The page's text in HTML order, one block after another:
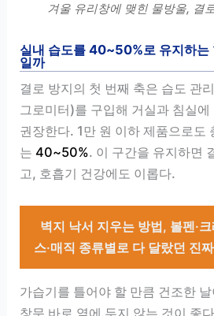
겨울 유리창에 맺힌 물방울, 결
실내 습도를 40~50%로 유지하는
일까
결로 방지의 첫 번째 축은 습도 관
그로미터)를 구입해 거실과 침실
권장한다. 1만 원 이하 제품으로도
는40~50%. 이 구간을 유지하면
고, 호흡기 건강에도 이롭다.
벽지 낙서 지우는 방법, 볼펜·
스·매직 종류별로 다 달랐던 진
가습기를 틀어야 할 만큼 건조한
창문 바로 옆에 두지 않는 것이 좋